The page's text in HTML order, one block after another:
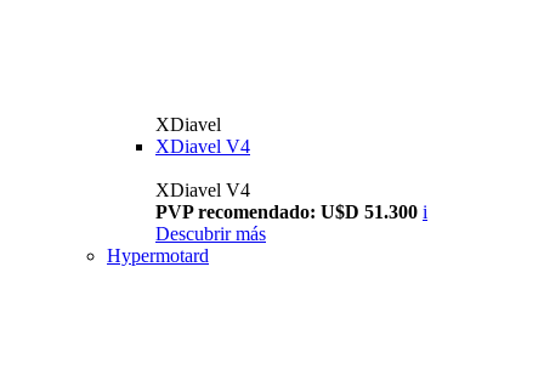
XDiavel
XDiavel V4
XDiavel V4
PVP recomendado: U$D 51.300 i
Descubrir más
Hypermotard